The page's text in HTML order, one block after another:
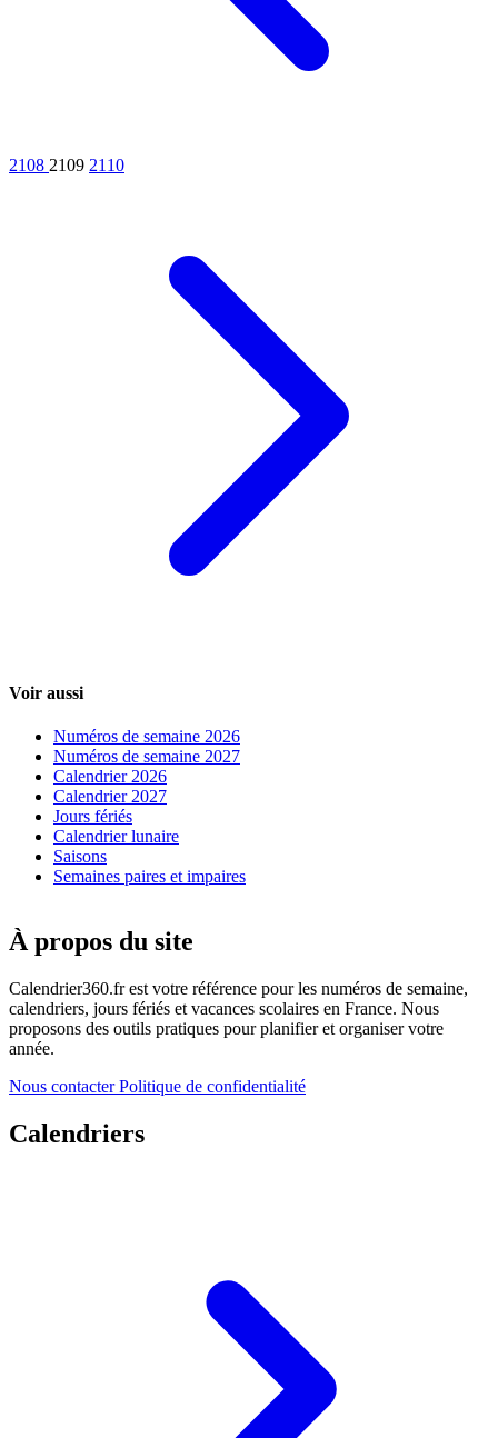
2108 2109 2110
Voir aussi
Numéros de semaine 2026
Numéros de semaine 2027
Calendrier 2026
Calendrier 2027
Jours fériés
Calendrier lunaire
Saisons
Semaines paires et impaires
À propos du site
Calendrier360.fr est votre référence pour les numéros de semaine,
calendriers, jours fériés et vacances scolaires en France. Nous
proposons des outils pratiques pour planifier et organiser votre
année.
Nous contacterPolitique de confidentialité
Calendriers